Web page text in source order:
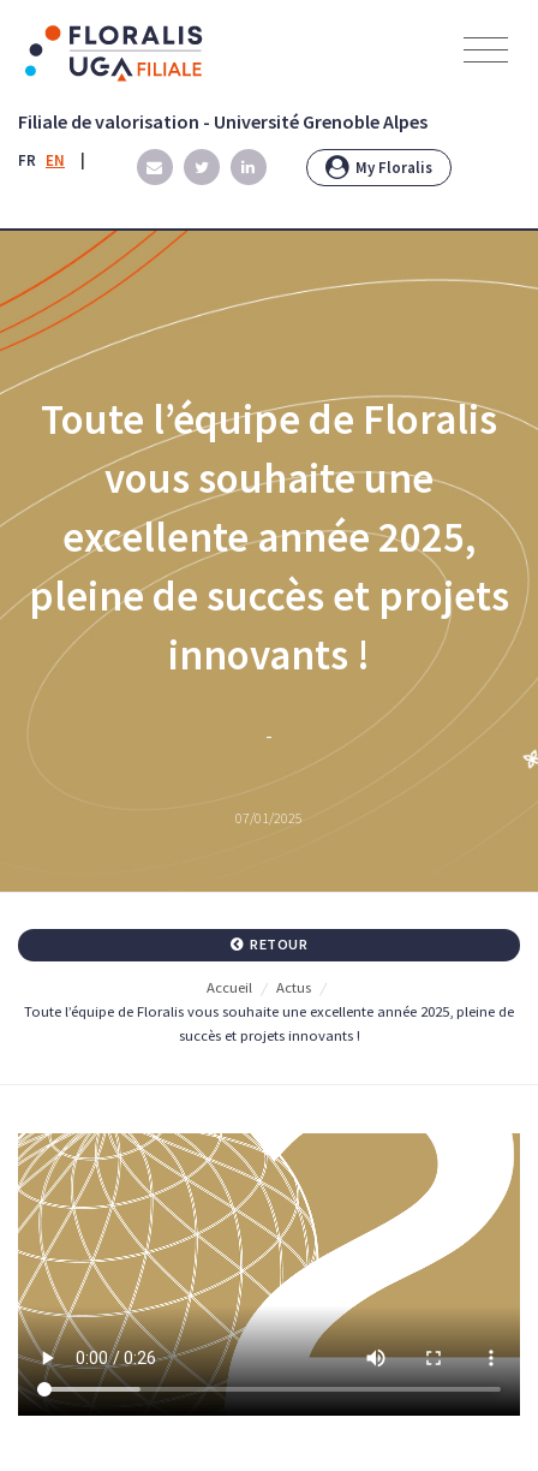
Filiale de valorisation - Université Grenoble Alpes
FR EN My Floralis
Toute l’équipe de Floralis
vous souhaite une
excellente année 2025,
pleine de succès et projets
innovants !
-
07/01/2025
RETOUR
Accueil / Actus /
Toute l’équipe de Floralis vous souhaite une excellente année 2025, pleine de
succès et projets innovants !